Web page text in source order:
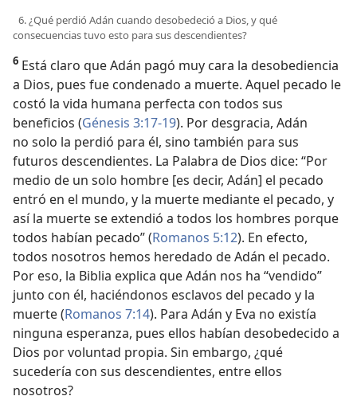
6. ¿Qué perdió Adán cuando desobedeció a Dios, y qué
consecuencias tuvo esto para sus descendientes?
6 Está claro que Adán pagó muy cara la desobediencia
a Dios, pues fue condenado a muerte. Aquel pecado le
costó la vida humana perfecta con todos sus
beneficios (Génesis 3:17-19). Por desgracia, Adán
no solo la perdió para él, sino también para sus
futuros descendientes. La Palabra de Dios dice: “Por
medio de un solo hombre [es decir, Adán] el pecado
entró en el mundo, y la muerte mediante el pecado, y
así la muerte se extendió a todos los hombres porque
todos habían pecado” (Romanos 5:12). En efecto,
todos nosotros hemos heredado de Adán el pecado.
Por eso, la Biblia explica que Adán nos ha “vendido”
junto con él, haciéndonos esclavos del pecado y la
muerte (Romanos 7:14). Para Adán y Eva no existía
ninguna esperanza, pues ellos habían desobedecido a
Dios por voluntad propia. Sin embargo, ¿qué
sucedería con sus descendientes, entre ellos
nosotros?